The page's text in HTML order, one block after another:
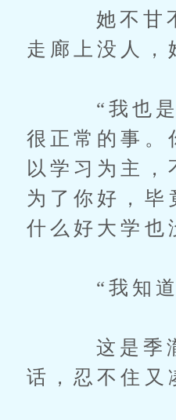
她不甘不愿
走廊上没人，
“我也是从
很正常的事。
以学习为主
为了你好，
什么好大学也
“我知道
这是季澈的
话，忍不住又